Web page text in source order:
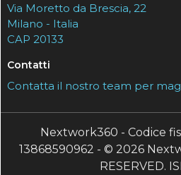
Via Moretto da Brescia, 22
Milano - Italia
CAP 20133
Contatti
Contatta il nostro team per
Nextwork360 - Codice
13868590962 - © 2026
RESERVED.